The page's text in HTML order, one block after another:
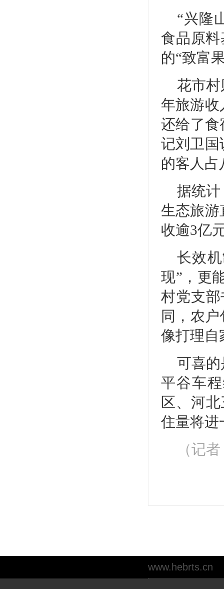
“兴隆
食品原
的“致富
花市
年旅游收
还给了食
记刘卫国
的客人占
据统
生态旅游
收逾3亿
长效
现”，更
村党支
同，农
像打理自
可喜
平谷车
区、河
住量将进
（记
www.hebrts.cn